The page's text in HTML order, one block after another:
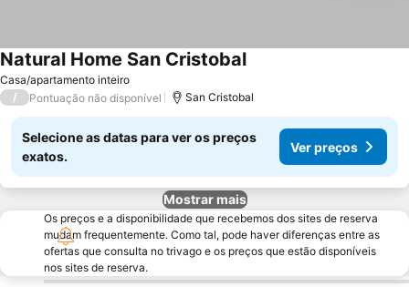
Casa/apartamento inteiro
Natural Home San CristobalVer preços
/ Pontuação não disponível San Cristobal
Selecione as datas para ver os preços
exatos.
Ver preços
Mostrar mais
Os preços e a disponibilidade que recebemos dos sites de reserva
mudam frequentemente. Como tal, pode haver diferenças entre as
ofertas que consulta no trivago e os preços que estão disponíveis
nos sites de reserva.